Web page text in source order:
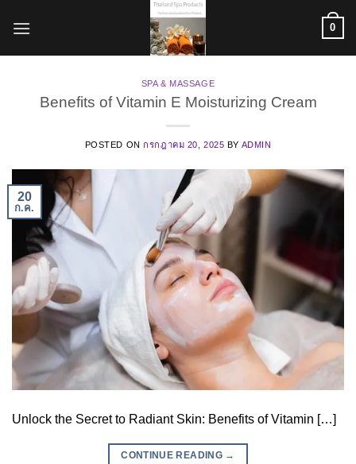
0
SPA & MASSAGE
Benefits of Vitamin E Moisturizing Cream
POSTED ON กรกฎาคม 20, 2025 BY ADMIN
20
ก.ค.
Unlock the Secret to Radiant Skin: Benefits of Vitamin […]
CONTINUE READING →